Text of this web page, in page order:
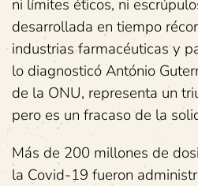
ni límites éticos, ni
desarrollada en tiempo
industrias farmacéuticas y
lo diagnosticó António
de la ONU, representa un
pero es un fracaso de la
Más de 200 millones de
la Covid-19 fueron